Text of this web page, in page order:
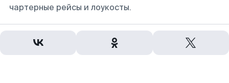
чартерные рейсы и лоукосты.